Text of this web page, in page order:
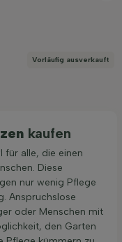
Vorläufig ausverkauft
kaufen
für alle, die einen
Diese
nur wenig Pflege
Anspruchslose
oder Menschen mit
den Garten